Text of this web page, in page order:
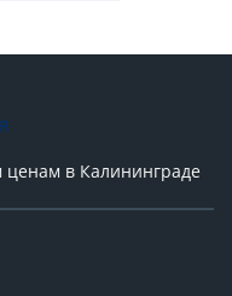
в Калининграде